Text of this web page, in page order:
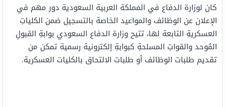
كان لوزارة الدفاع في المملكة العربية السعودية دور مهم في
الإعلان عن الوظائف والمواعيد الخاصة بالتسجيل ضمن الكلياتِ
العسكريةِ التابعة لها، تتيح وزارة الدفاع السعودي بوابةِ القبولِ
المُوحد والقواتِ المسلحةِ كبوابةِ إلكترونية رسمية تمكن من
تقديم طلبات الوظائف أو طلبات الالتحاق بالكليات العسكرية.